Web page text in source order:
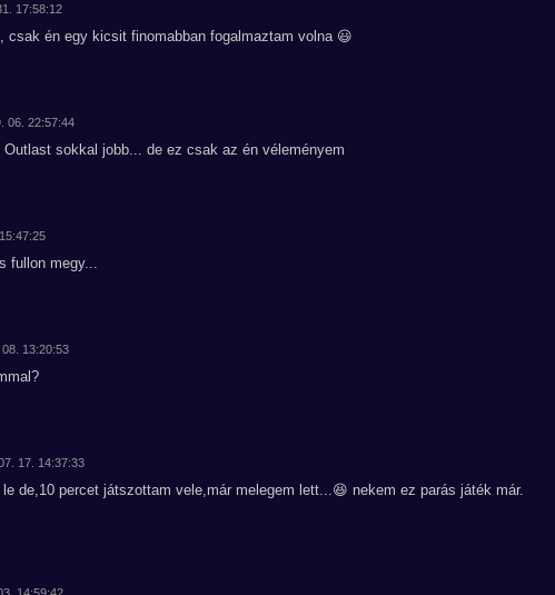
17:58:12
én egy kicsit finomabban fogalmaztam volna 😃
06. 22:57:44
sokkal jobb... de ez csak az én véleményem
fullon megy...
13:20:53
17. 14:37:33
de,10 percet játszottam vele,már melegem lett...😆 nekem ez parás játék már.
14:59:42